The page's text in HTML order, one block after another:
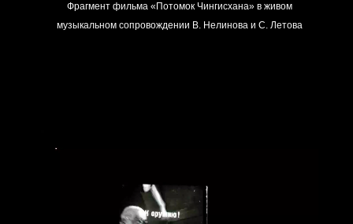
Фрагмент фильма «Потомок Чингисхана» в живом
музыкальном сопровождении В. Нелинова и С. Летова